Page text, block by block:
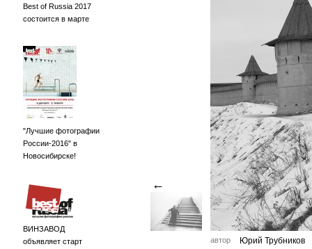
Best of Russia 2017
состоится в марте
"Лучшие фотографии
России-2016" в
Новосибирске!
ВИНЗАВОД
объявляет старт
←
автор Юрий Трубников